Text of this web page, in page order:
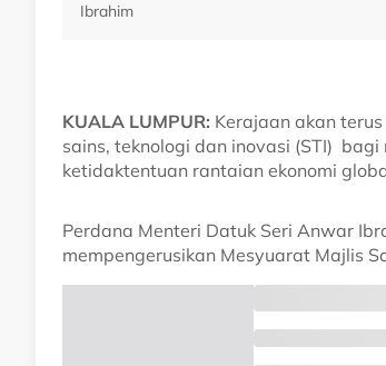
Ibrahim
KUALA LUMPUR: Kerajaan akan
sains, teknologi dan inovasi (STI)
ketidaktentuan rantaian ekonomi
Perdana Menteri Datuk Seri Anwar
mempengerusikan Mesyuarat Majlis